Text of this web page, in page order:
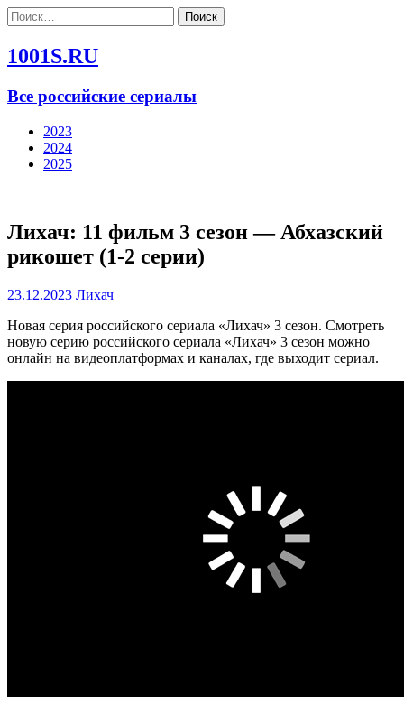
Найти:
1001S.RU
Все российские сериалы
2023
2024
2025
Лихач: 11 фильм 3 сезон — Абхазский
рикошет (1-2 серии)
23.12.2023 Лихач
Новая серия российского сериала «Лихач» 3 сезон. Смотреть
новую серию российского сериала «Лихач» 3 сезон можно
онлайн на видеоплатформах и каналах, где выходит сериал.